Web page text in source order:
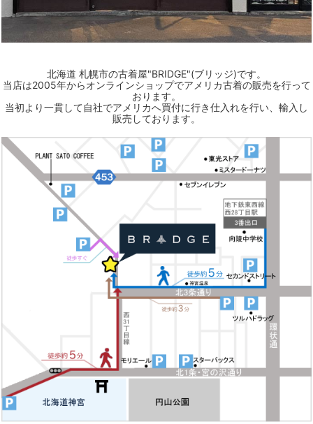
北海道 札幌市の古着屋"BRIDGE"(ブリッジ)です。
当店は2005年からオンラインショップでアメリカ古着の販売を行って
おります。
当初より一貫して自社でアメリカへ買付に行き仕入れを行い、輸入し
販売しております。